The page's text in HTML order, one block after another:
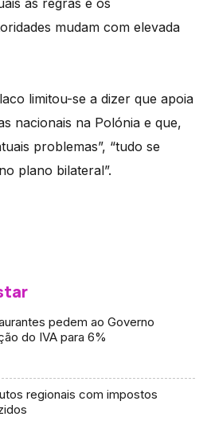
as regras e os
mudam com elevada
limitou-se a dizer que apoia
nacionais na Polónia e que,
problemas”, “tudo se
plano bilateral”.
pedem ao Governo
do IVA para 6%
regionais com impostos